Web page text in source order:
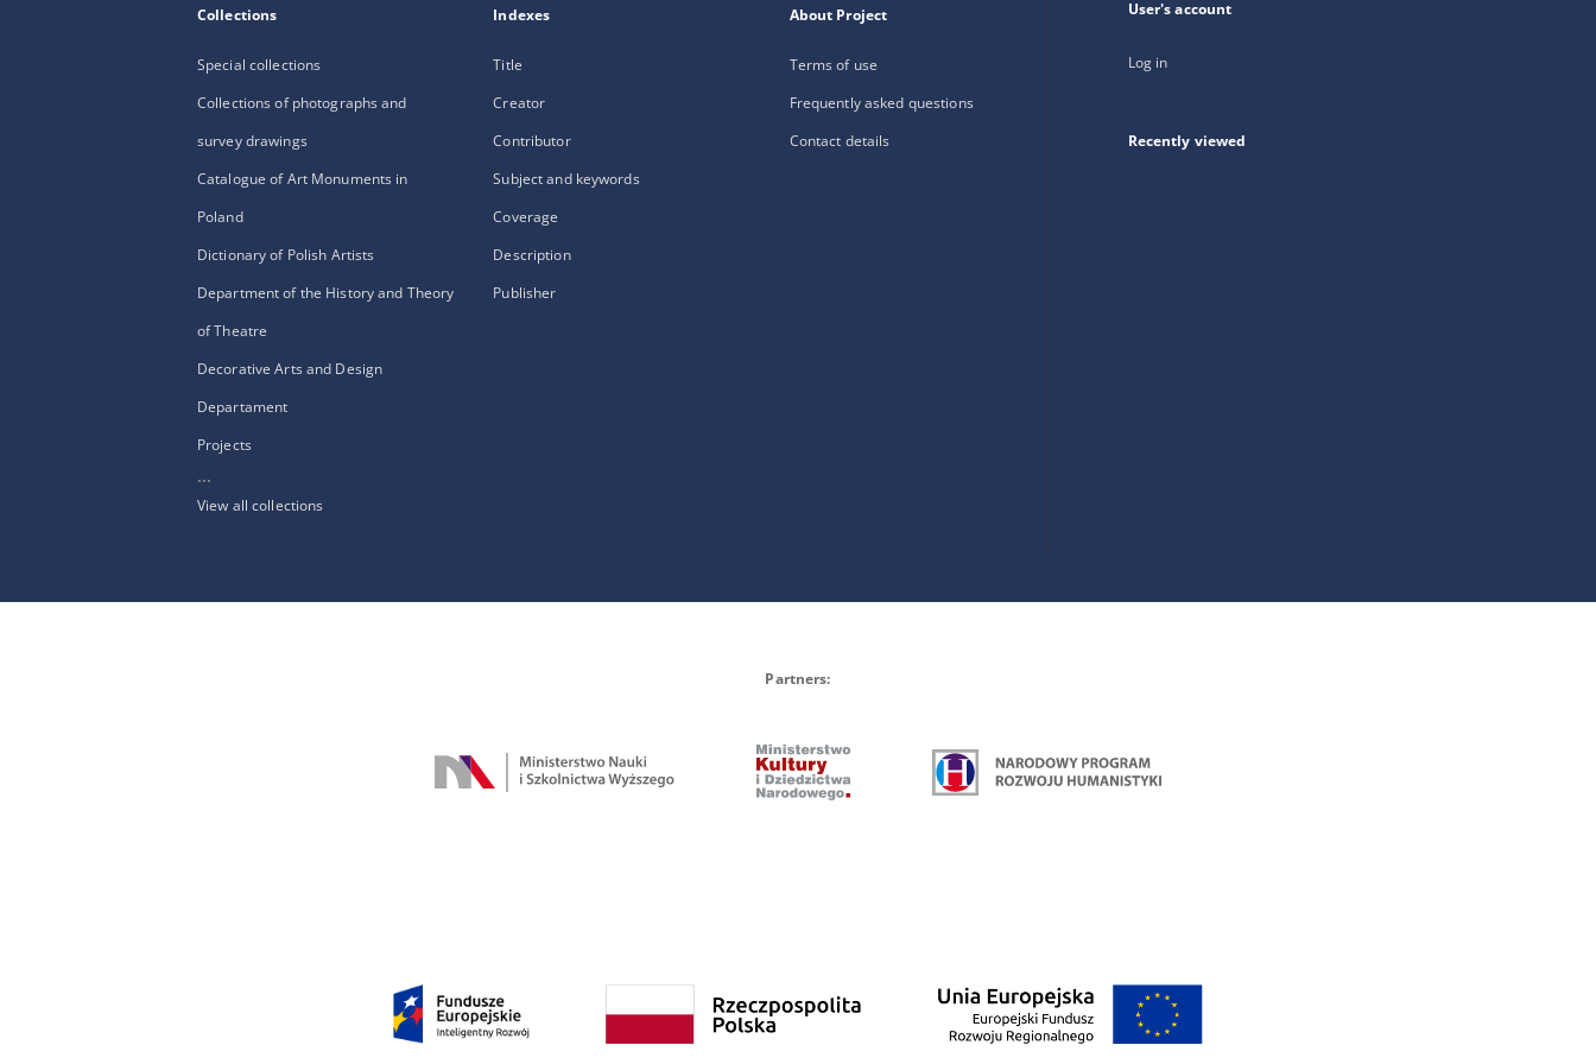
Collections
Special collections
Collections of photographs and
survey drawings
Catalogue of Art Monuments in
Poland
Dictionary of Polish Artists
Department of the History and Theory
of Theatre
Decorative Arts and Design
Departament
Projects
...
View all collections
Indexes
Title
Creator
Contributor
Subject and keywords
Coverage
Description
Publisher
About Project
Terms of use
Frequently asked questions
Contact details
User's account
Log in
Recently viewed
Partners: